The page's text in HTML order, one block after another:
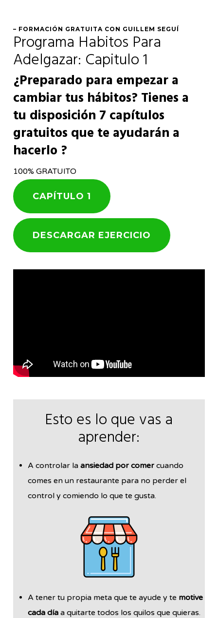
main
content
– FORMACIÓN GRATUITA CON GUILLEM SEGUÍ
Programa Habitos Para
Adelgazar: Capitulo 1
¿Preparado para empezar a
cambiar tus hábitos? Tienes a
tu disposición 7 capítulos
gratuitos que te ayudarán a
hacerlo ?
100% GRATUITO
CAPÍTULO 1
DESCARGAR EJERCICIO
Esto es lo que vas a
aprender:
A controlar laansiedad por comer cuando
comes en un restaurante para no perder el
control y comiendo lo que te gusta.
A tener tu propia meta que te ayude y te motive
cada día a quitarte todos los quilos que quieras.